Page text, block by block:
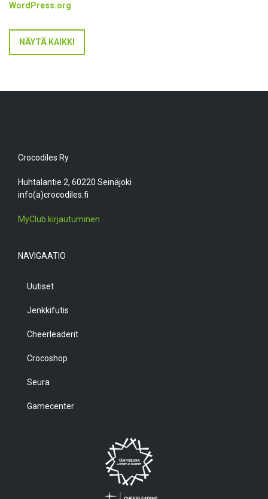
WordPress.org
NÄYTÄ KAIKKI
Crocodiles Ry
Huhtalantie 2, 60220 Seinäjoki
info(a)crocodiles.fi
MyClub kirjautuminen
NAVIGAATIO
Uutiset
Jenkkifutis
Cheerleaderit
Crocoshop
Seura
Gamecenter